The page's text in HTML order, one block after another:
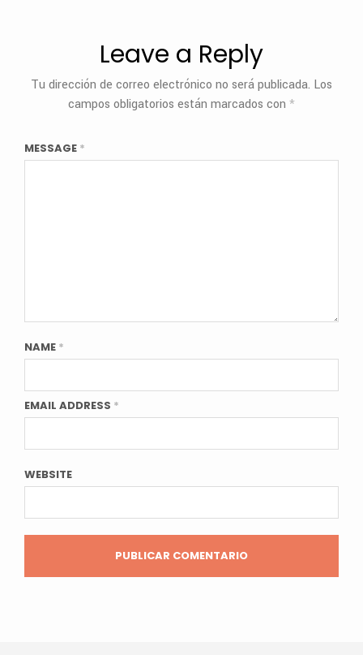
Leave a Reply
Tu dirección de correo electrónico no será publicada. Los
campos obligatorios están marcados con *
MESSAGE *
NAME *
EMAIL ADDRESS *
WEBSITE